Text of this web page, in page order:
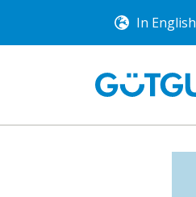
In English